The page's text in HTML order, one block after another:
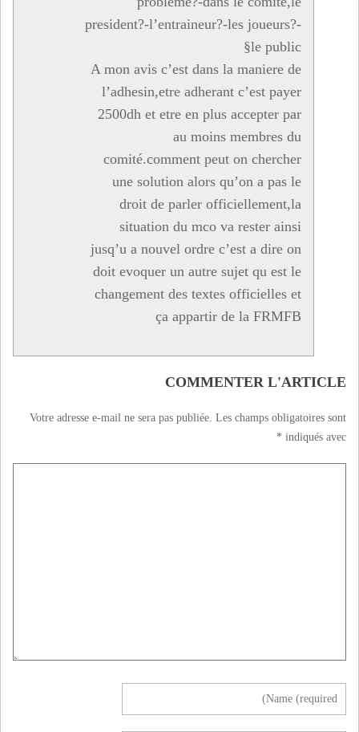
president?-l’entraineur?-les joueurs?-
le public§
A mon avis c’est dans la maniere de
l’adhesin,etre adherant c’est payer
2500dh et etre en plus accepter par
au moins membres du
comité.comment peut on chercher
une solution alors qu’on a pas le
droit de parler officiellement,la
situation du mco va rester ainsi
jusq’u a nouvel ordre c’est a dire on
doit evoquer un autre sujet qu est le
changement des textes officielles et
ça appartir de la FRMFB
COMMENTER L'ARTICLE
Votre adresse e-mail ne sera pas publiée. Les champs obligatoires sont
indiqués avec
*